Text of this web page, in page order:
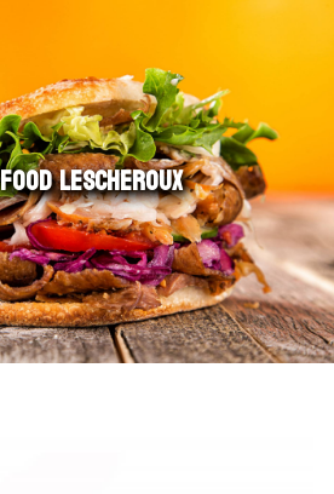
Lescheroux
cookies